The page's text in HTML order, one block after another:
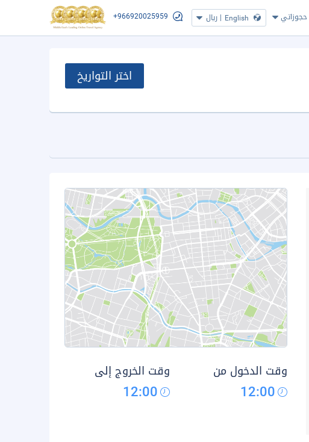
حجوزاتي English
| ريال +966920025959
اختر التواريخ
وقت الدخول من
12:00
وقت الخروج إلى
12:00